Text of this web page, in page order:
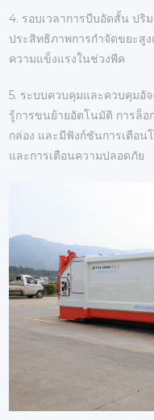
4. รอบเวลาการบีบอัดสั้น ป
ประสิทธิภาพการกำจัดขยะสู
ความแข็งแรงในช่วงพีค
5. ระบบควบคุมและควบคุมอั
รู้การขนย้ายอัตโนมัติ การล็
กล่อง และมีฟังก์ชันการเตือน
และการเตือนความปลอดภัย